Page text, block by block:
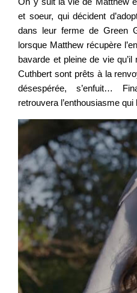
et soeur, qui décident
dans leur ferme de Green
lorsque Matthew récupère
bavarde et pleine de vie
Cuthbert sont prêts à la
désespérée, s’enfuit…
retrouvera l’enthousiasme